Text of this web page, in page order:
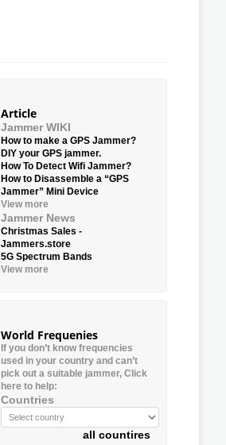
Article
Jammer WIKI
How to make a GPS Jammer?
DIY your GPS jammer.
How To Detect Wifi Jammer?
How to Disassemble a “GPS
Jammer” Mini Device
View more
Jammer News
Christmas Sales -
Jammers.store
5G Spectrum Bands
View more
World Frequenies
If you don’t know frequencies
used in your country and can’t
pick out a suitable jammer, Click
here to help:
Countries
all countires